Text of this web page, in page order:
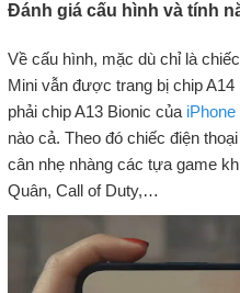
Đánh giá cấu hình và tính
Về cấu hình, mặc dù chỉ là
Mini vẫn được trang bị chip
phải chip A13 Bionic của iPhone
nào cả. Theo đó chiếc điện
cân nhẹ nhàng các tựa game
Quân, Call of Duty,…